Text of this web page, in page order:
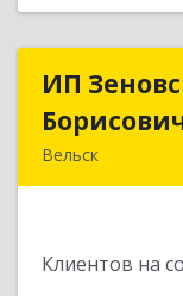
ИП
Вельск
Клиентов на